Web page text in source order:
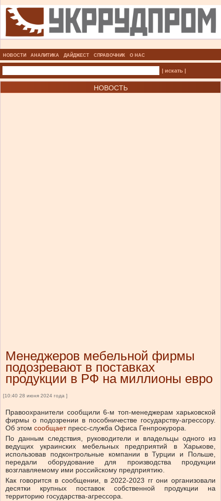
НОВОСТИ АНАЛИТИКА ДАЙДЖЕСТ СПРАВОЧНИК О НАС
| искать |
НОВОСТЬ
Менеджеров мебельной фирмы
подозревают в поставках
продукции в РФ на миллионы евро
[10:40 28 июня 2024 года ]
Правоохранители сообщили 6-м топ-менеджерам харьковской
фирмы о подозрении в пособничестве государству-агрессору.
Об этом сообщаетпресс-служба Офиса Генпрокурора.
По данным следствия, руководители и владельцы одного из
ведущих украинских мебельных предприятий в Харькове,
использовав подконтрольные компании в Турции и Польше,
передали оборудование для производства продукции
возглавляемому ими российскому предприятию.
Как говорится в сообщении, в 2022-2023 гг они организовали
десятки крупных поставок собственной продукции на
территорию государства-агрессора.